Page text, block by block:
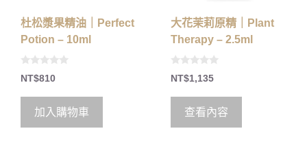
杜松漿果精油｜Perfect
Potion – 10ml
0
o
t
5
NT$810
加入購物車
大花茉莉原精｜Plant
Therapy – 2.5ml
0
o
t
5
NT$1,135
查看內容